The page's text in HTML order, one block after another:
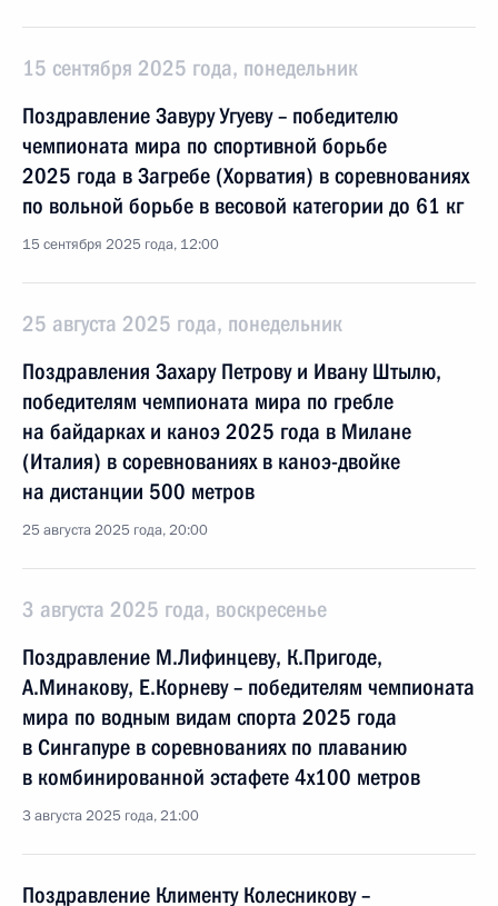
15 сентября 2025 года, понедельник
Поздравление Завуру Угуеву – победителю
чемпионата мира по спортивной борьбе
2025 года в Загребе (Хорватия) в соревнованиях
по вольной борьбе в весовой категории до 61 кг
15 сентября 2025 года, 12:00
25 августа 2025 года, понедельник
Поздравления Захару Петрову и Ивану Штылю,
победителям чемпионата мира по гребле
на байдарках и каноэ 2025 года в Милане
(Италия) в соревнованиях в каноэ-двойке
на дистанции 500 метров
25 августа 2025 года, 20:00
3 августа 2025 года, воскресенье
Поздравление М.Лифинцеву, К.Пригоде,
А.Минакову, Е.Корневу – победителям чемпионата
мира по водным видам спорта 2025 года
в Сингапуре в соревнованиях по плаванию
в комбинированной эстафете 4x100 метров
3 августа 2025 года, 21:00
Поздравление Клименту Колесникову –